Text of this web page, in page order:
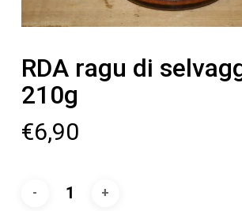
RDA ragu di
210g
€6,90